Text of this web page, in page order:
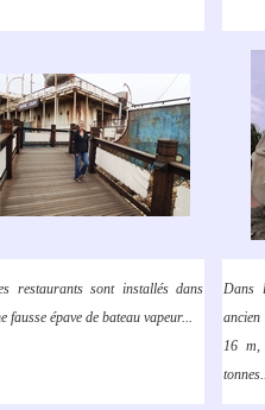
restaurants sont installés dans
fausse épave de bateau vapeur...
Dans
16 m,